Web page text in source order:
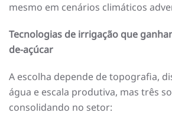
mesmo em cenários climáticos
Tecnologias de irrigação que
de-açúcar
A escolha depende de topografia,
água e escala produtiva, mas três
consolidando no setor: